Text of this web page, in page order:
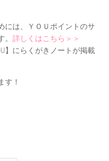
には、ＹＯＵポイントのサ
詳しくはこちら＞＞
】にらくがきノートが掲載
す！